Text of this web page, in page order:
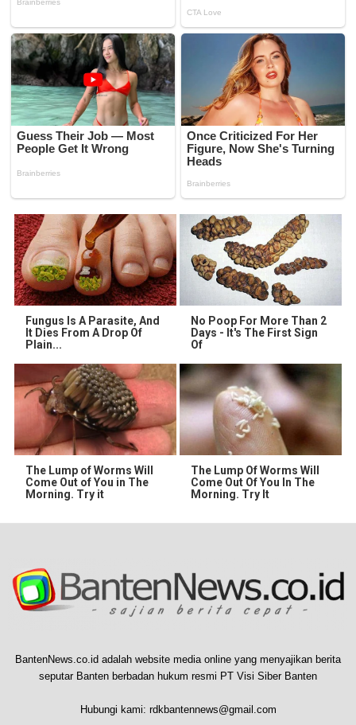
Fungus Is A Parasite, And
It Dies From A Drop Of
Plain...
No Poop For More Than 2
Days - It's The First Sign
Of
The Lump of Worms Will
Come Out of You in The
Morning. Try it
The Lump Of Worms Will
Come Out Of You In The
Morning. Try It
BantenNews.co.id adalah website media online yang menyajikan berita
seputar Banten berbadan hukum resmi PT Visi Siber Banten
Hubungi kami: rdkbantennews@gmail.com